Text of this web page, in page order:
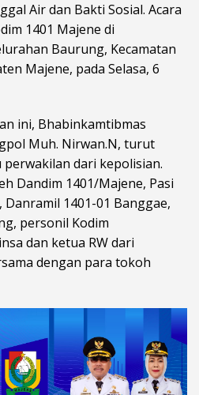
Air dan Bakti Sosial. Acara
1401 Majene di
Baurung, Kecamatan
Majene, pada Selasa, 6
ini, Bhabinkamtibmas
Muh. Nirwan.N, turut
dari kepolisian.
Dandim 1401/Majene, Pasi
1401-01 Banggae,
personil Kodim
dan ketua RW dari
dengan para tokoh